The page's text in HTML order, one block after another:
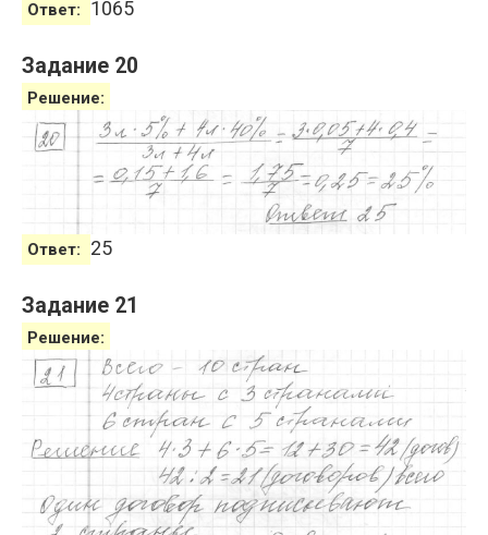
Ответ: 1065
Задание 20
Решение:
Ответ: 25
Задание 21
Решение: